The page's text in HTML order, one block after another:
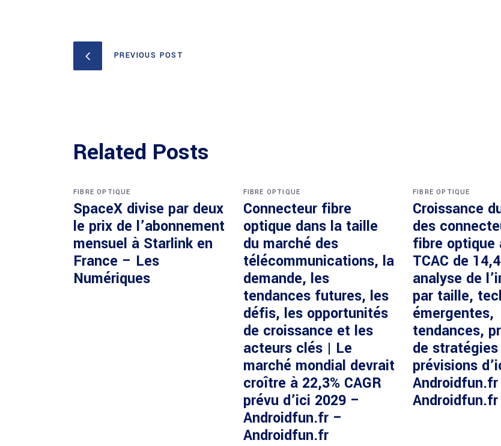
PREVIOUS POST
Related Posts
FIBRE OPTIQUE
SpaceX divise par deux
le prix de l’abonnement
mensuel à Starlink en
France – Les
Numériques
FIBRE OPTIQUE
Connecteur fibre
optique dans la taille
du marché des
télécommunications, la
demande, les
tendances futures, les
défis, les opportunités
de croissance et les
acteurs clés | Le
marché mondial devrait
croître à 22,3% CAGR
prévu d’ici 2029 –
Androidfun.fr –
Androidfun.fr
FIBRE OPTIQUE
Croissance
des
fibre optique
TCAC de
analyse de
par taille,
émergentes,
tendances,
de
prévisions
Androidfun.fr